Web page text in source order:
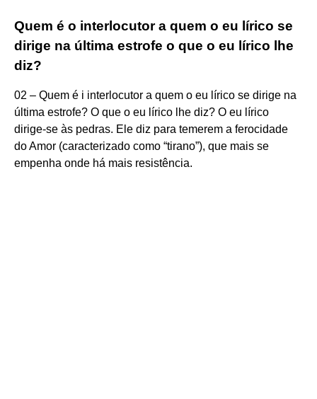
Quem é o interlocutor a quem o eu lírico se
dirige na última estrofe o que o eu lírico lhe
diz?
02 – Quem é i interlocutor a quem o eu lírico se dirige na
última estrofe? O que o eu lírico lhe diz? O eu lírico
dirige-se às pedras. Ele diz para temerem a ferocidade
do Amor (caracterizado como “tirano”), que mais se
empenha onde há mais resistência.